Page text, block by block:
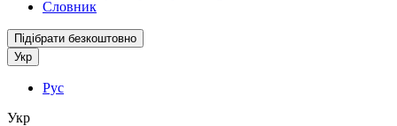
Словник
Підібрати безкоштовно
Укр
Рус
Укр